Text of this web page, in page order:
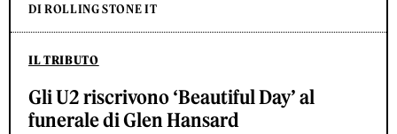
DI ROLLING STONE IT
IL TRIBUTO
Gli U2 riscrivono ‘Beautiful Day’ al
funerale di Glen Hansard